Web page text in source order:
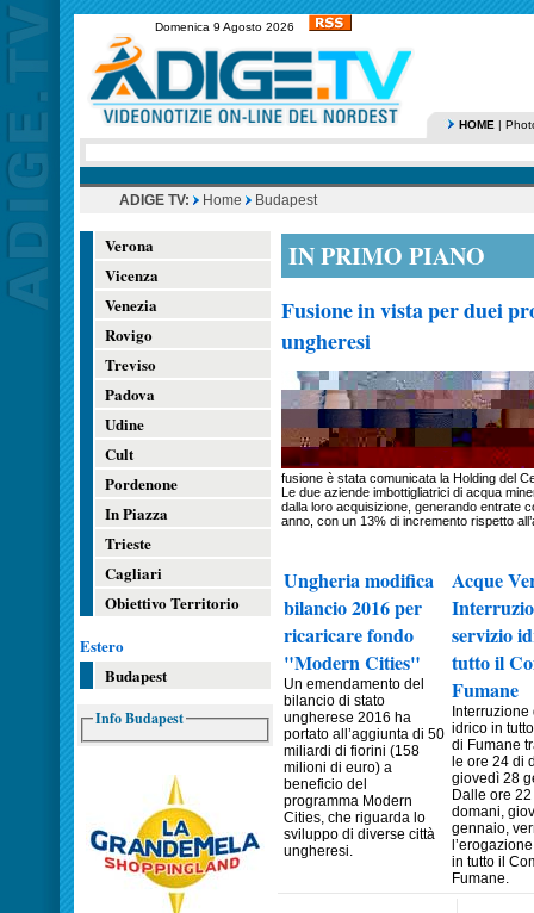
Domenica 9 Agosto 2026
HOME |
ADIGE TV: Home Budapest
Verona
Vicenza
Venezia
Rovigo
Treviso
Padova
Udine
Cult
Pordenone
In Piazza
Trieste
Cagliari
Obiettivo Territorio
Estero
Budapest
Info Budapest
IN PRIMO PIANO
Fusione in vista per duei
ungheresi
fusione è stata comunicata la Holding del
Le due aziende imbottigliatrici di acqua
dalla loro acquisizione, generando entrate
anno, con un 13% di incremento rispetto
Ungheria modifica
bilancio 2016 per
ricaricare fondo
"Modern Cities"
Un emendamento del
bilancio di stato
ungherese 2016 ha
portato all’aggiunta di 50
miliardi di fiorini (158
milioni di euro) a
beneficio del
programma Modern
Cities, che riguarda lo
sviluppo di diverse città
ungheresi.
Acque
servizio
tutto il
Fumane
idrico in
di Fumane
le ore 24 di
giovedì 28
Dalle ore
domani,
gennaio,
in tutto il
Fumane.